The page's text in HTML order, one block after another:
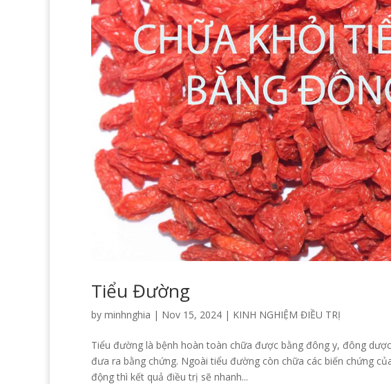
Tiểu Đường
by minhnghia | Nov 15, 2024 | KINH NGHIỆM ĐIỀU TRỊ
Tiểu đường là bệnh hoàn toàn chữa được bằng đông y, đông
đưa ra bằng chứng. Ngoài tiểu đường còn chữa các biến chứng
động thì kết quả điều trị sẽ nhanh...